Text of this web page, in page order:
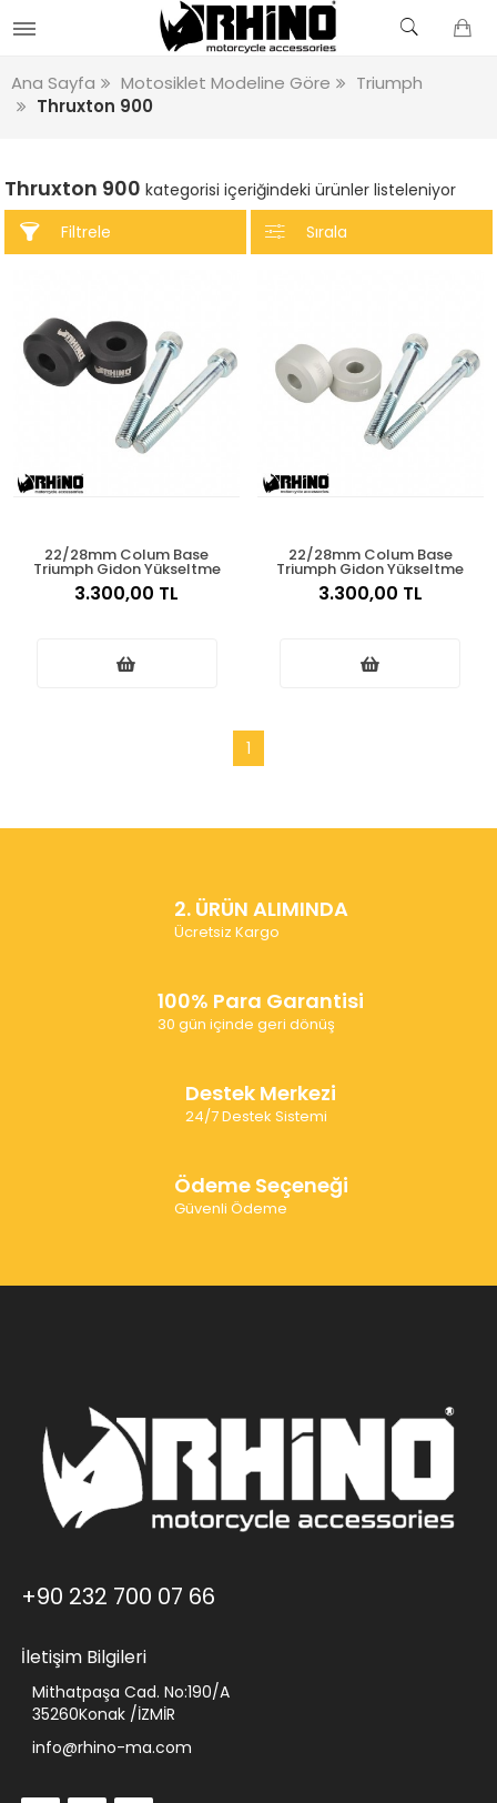
Ana Sayfa Motosiklet Modeline Göre
Triumph
Thruxton 900
Thruxton 900 kategorisi içeriğindeki ürünler listeleniyor
Filtrele
Sırala
22/28mm Colum Base
Triumph Gidon Yükseltme
3.300,00 TL
22/28mm Colum Base
Triumph Gidon Yükseltme
3.300,00 TL
1
2. ÜRÜN ALIMINDA
Ücretsiz Kargo
100% Para Garantisi
30 gün içinde geri dönüş
Destek Merkezi
24/7 Destek Sistemi
Ödeme Seçeneği
Güvenli Ödeme
+90 232 700 07 66
İletişim Bilgileri
Mithatpaşa Cad. No:190/A
35260Konak /İZMİR
info@rhino-ma.com